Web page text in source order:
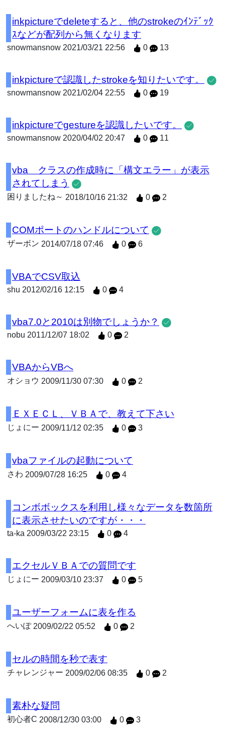
inkpictureでdeleteすると、他のstrokeのｲﾝﾃﾞｯｸ
ｽなどが配列から無くなります
snowmansnow 2021/03/21 22:56 0 13
inkpictureで認識したstrokeを知りたいです。
snowmansnow 2021/02/04 22:55 0 19
inkpictureでgestureを認識したいです。
snowmansnow 2020/04/02 20:47 0 11
vba クラスの作成時に「構文エラー」が表示
されてしまう
困りましたね～ 2018/10/16 21:32 0 2
COMポートのハンドルについて
ザーボン 2014/07/18 07:46 0 6
VBAでCSV取込
shu 2012/02/16 12:15 0 4
vba7.0と2010は別物でしょうか？
nobu 2011/12/07 18:02 0 2
VBAからVBへ
オショウ 2009/11/30 07:30 0 2
ＥＸＥＣＬ、ＶＢＡで、教えて下さい
じょにー 2009/11/12 02:35 0 3
vbaファイルの起動について
さわ 2009/07/28 16:25 0 4
コンボボックスを利用し様々なデータを数箇所
に表示させたいのですが・・・
ta-ka 2009/03/22 23:15 0 4
エクセルＶＢＡでの質問です
じょにー 2009/03/10 23:37 0 5
ユーザーフォームに表を作る
へいぽ 2009/02/22 05:52 0 2
セルの時間を秒で表す
チャレンジャー 2009/02/06 08:35 0 2
素朴な疑問
初心者C 2008/12/30 03:00 0 3